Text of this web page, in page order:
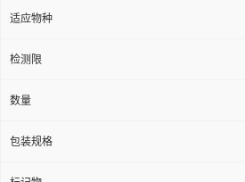
适应物种
检测限
数量
包装规格